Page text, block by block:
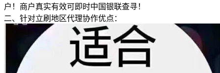
户！商户真实有效可即时中国银联查寻！
二、针对立刷地区代理协作优点：